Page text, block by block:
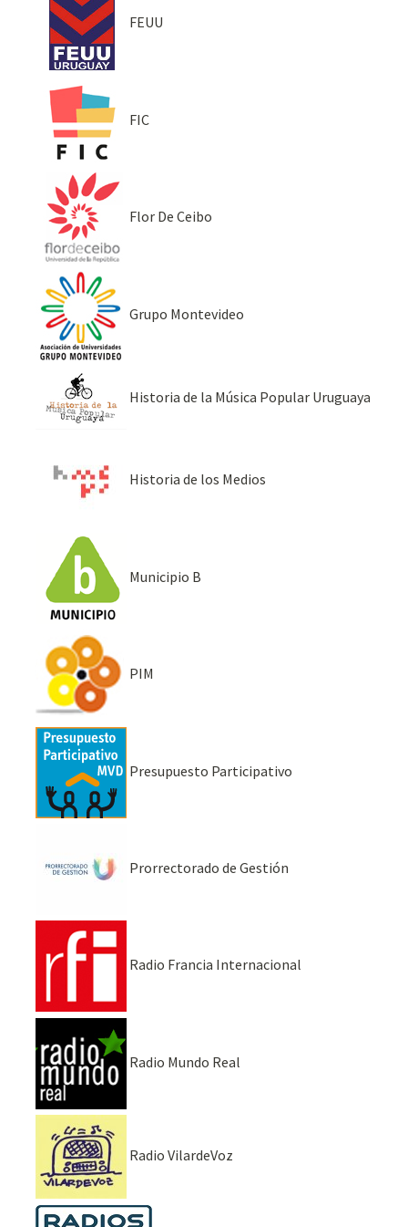
FEUU
FIC
Flor De Ceibo
Grupo Montevideo
Historia de la Música Popular Uruguaya
Historia de los Medios
Municipio B
PIM
Presupuesto Participativo
Prorrectorado de Gestión
Radio Francia Internacional
Radio Mundo Real
Radio VilardeVoz